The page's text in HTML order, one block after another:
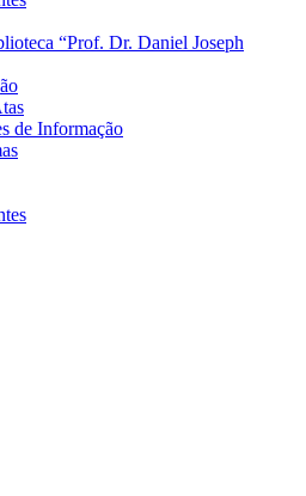
“Prof. Dr. Daniel Joseph
de Informação